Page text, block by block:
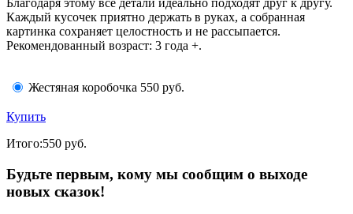
Благодаря этому все детали идеально подходят друг к другу.
Каждый кусочек приятно держать в руках, а собранная
картинка сохраняет целостность и не рассыпается.
Рекомендованный возраст: 3 года +.
Жестяная коробочка 550 руб.
Купить
Итого:550 руб.
Будьте первым, кому мы сообщим о выходе
новых сказок!